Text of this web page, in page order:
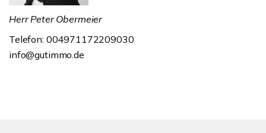
Herr Peter Obermeier
Telefon: 004971172209030
info@gutimmo.de